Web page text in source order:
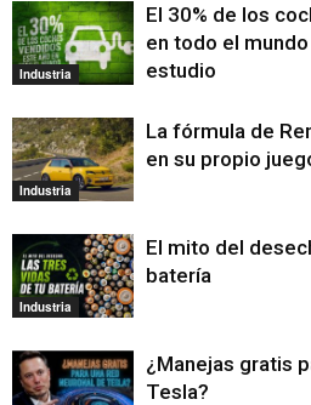
Industria
El 30% de los
en todo el
estudio
Industria
La fórmula de
en su propio
Industria
El mito del
batería
¿Manejas gratis
Tesla?